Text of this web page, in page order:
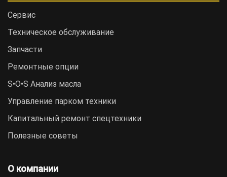
Сервис
Техническое обслуживание
Запчасти
Ремонтные опции
S•O•S Анализ масла
Управление парком техники
Капитальный ремонт спецтехники
Полезные советы
О компании